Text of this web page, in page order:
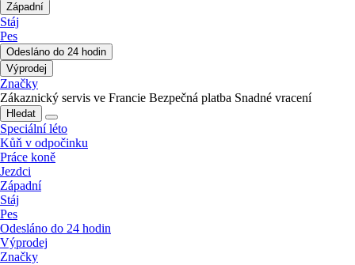
Západní
Stáj
Pes
Odesláno do 24 hodin
Výprodej
Značky
Zákaznický servis ve Francie Bezpečná platba Snadné vracení
Hledat
Speciální léto
Kůň v odpočinku
Práce koně
Jezdci
Západní
Stáj
Pes
Odesláno do 24 hodin
Výprodej
Značky